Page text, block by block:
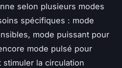
selon plusieurs modes
spécifiques : mode
mode puissant pour
mode pulsé pour
la circulation